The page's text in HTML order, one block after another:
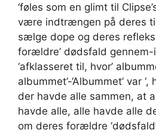
‘føles som en glimt til
være indtrængen på deres
sælge dope og deres
forældre’ dødsfald
‘afklasseret til, hvor’
albummet’-‘Albummet’ var ‘,
der havde alle sammen, at
havde alle, alle havde alle
om deres forældre